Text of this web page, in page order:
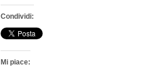
Condividi:
Mi piace: